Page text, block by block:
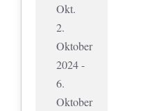
Okt.
2.
Oktober
2024 -
6.
Oktober